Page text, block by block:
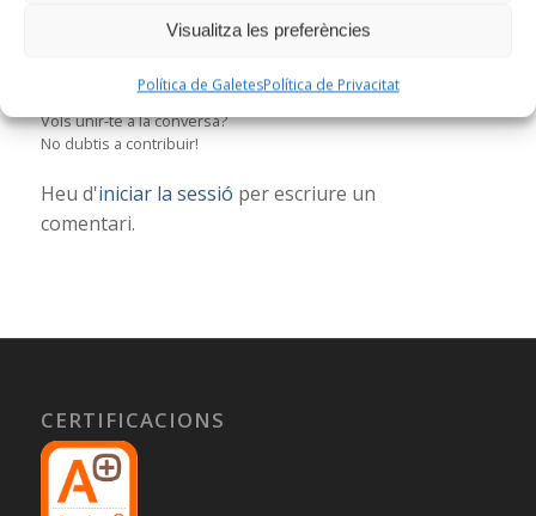
Visualitza les preferències
Política de GaletesPolítica de Privacitat
RESPOSTES
Deixa una resposta
Vols unir-te a la conversa?
No dubtis a contribuir!
Heu d'iniciar la sessió per escriure un
comentari.
CERTIFICACIONS